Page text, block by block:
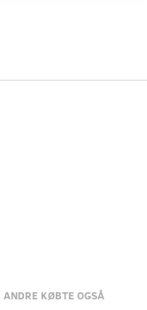
ANDRE KØBTE OGSÅ